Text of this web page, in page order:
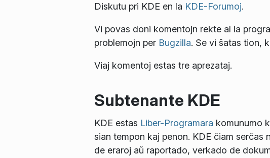
Diskutu pri KDE en la KDE-Forumoj.
Vi povas doni komentojn rekte al la
problemojn per Bugzilla. Se vi ŝatas tion,
Viaj komentoj estas tre aprezataj.
Subtenante KDE
KDE estas Liber-Programara komunumo
sian tempon kaj penon. KDE ĉiam
de eraroj aŭ raportado, verkado de